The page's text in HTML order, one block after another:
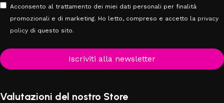
Acconsento al trattamento dei miei dati personali per finalità
promozionali e di marketing. Ho letto, compreso e accetto la privacy
policy di questo sito.
Iscriviti alla newsletter
Valutazioni del nostro Store